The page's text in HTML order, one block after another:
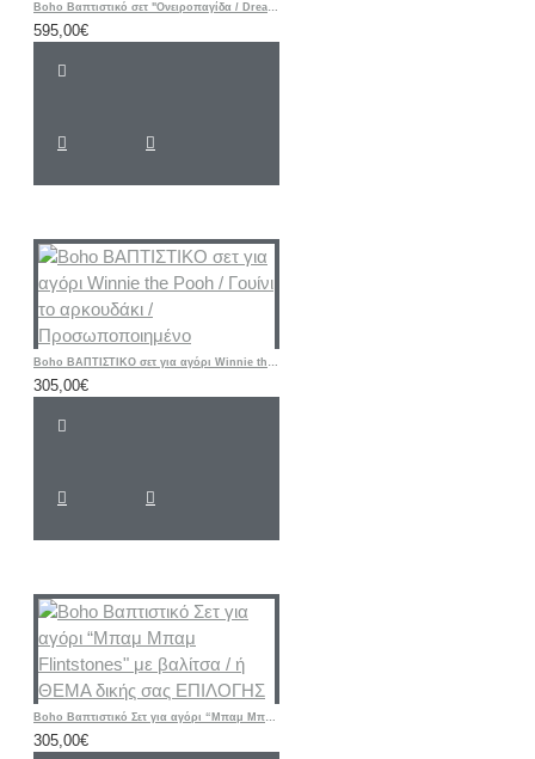
Boho Βαπτιστικό σετ "Ονειροπαγίδα / Dreamcatcher - Flower" με Μονόγραμμα |ΠΛΗΡΗΣ Ρομαντικό Πακέτο βάπτισης για Κορίτσι
595,00€
Boho ΒΑΠΤΙΣΤΙΚΟ σετ για αγόρι Winnie the Pooh / Γουίνι το αρκουδάκι / Προσωποποιημένο
305,00€
Boho Βαπτιστικό Σετ για αγόρι “Μπαμ Μπαμ Flintstones" με βαλίτσα / ή ΘΕΜΑ δικής σας ΕΠΙΛΟΓΗΣ
305,00€